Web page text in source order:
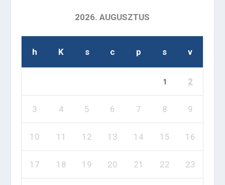
2026. AUGUSZTUS
h K s c p s v
1 2
3 4 5 6 7 8 9
10 11 12 13 14 15 16
17 18 19 20 21 22 23